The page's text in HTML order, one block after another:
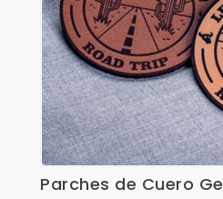
Trabajo
Uncategorized
Ver
Parches de Cuero